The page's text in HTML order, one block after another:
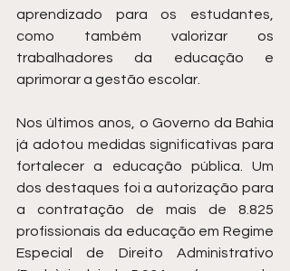
aprendizado para os estudantes,
como também valorizar os
trabalhadores da educação e
aprimorar a gestão escolar.
Nos últimos anos, o Governo da Bahia
já adotou medidas significativas para
fortalecer a educação pública. Um
dos destaques foi a autorização para
a contratação de mais de 8.825
profissionais da educação em Regime
Especial de Direito Administrativo